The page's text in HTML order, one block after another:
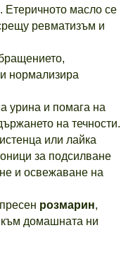
Етеричното масло се
ревматизъм и
нормализира
урина и помага на
на течности.
или лайка
за подсилване
и освежаване на
розмарин,
към домашната ни